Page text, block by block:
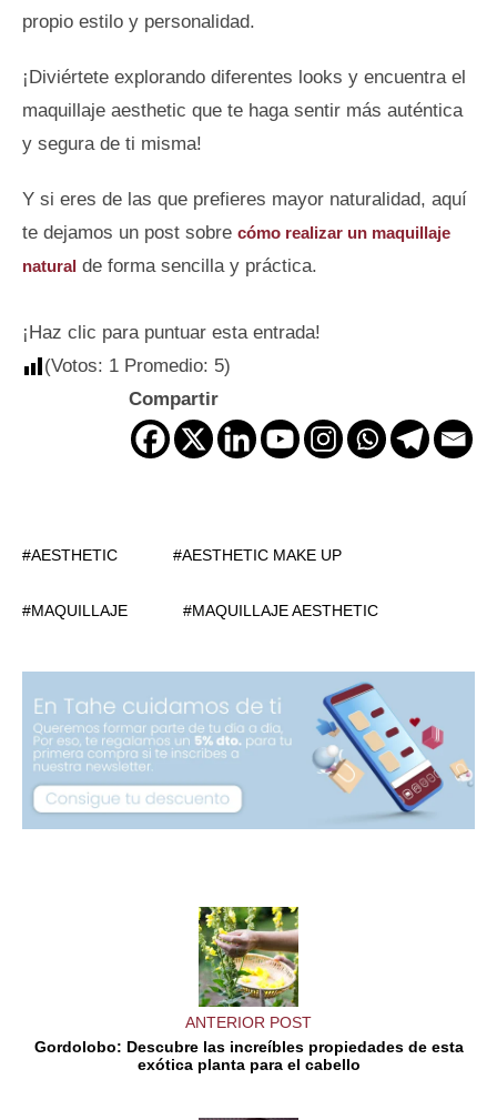
propio estilo y personalidad.
¡Diviértete explorando diferentes looks y encuentra el
maquillaje aesthetic que te haga sentir más auténtica
y segura de ti misma!
Y si eres de las que prefieres mayor naturalidad, aquí
te dejamos un post sobre cómo realizar un maquillaje
natural de forma sencilla y práctica.
¡Haz clic para puntuar esta entrada!
(Votos: 1 Promedio: 5)
Compartir
AESTHETIC AESTHETIC MAKE UP
MAQUILLAJE MAQUILLAJE AESTHETIC
ANTERIOR POST
Gordolobo: Descubre las increíbles propiedades de esta
exótica planta para el cabello